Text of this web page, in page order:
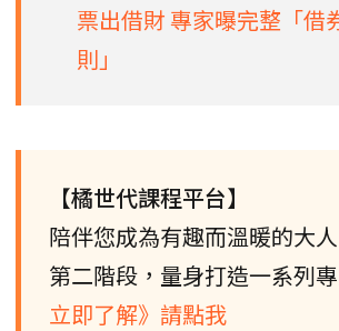
票出借財 專家曝完整「借
則」
【橘世代課程平台】
陪伴您成為有趣而溫暖的大
第二階段，量身打造一系列專
立即了解》請點我